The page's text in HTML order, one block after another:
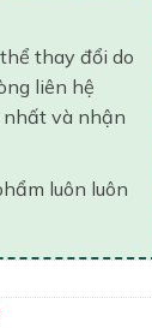
thay đổi do
liên hệ
và nhận
luôn luôn